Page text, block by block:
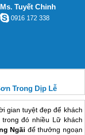
Ms. Tuyết Chinh
0916 172 338
Trong Dịp Lễ
gian tuyệt đẹp để khách
đó nhiều Lữ khách
Ngãi để thưởng ngoạn